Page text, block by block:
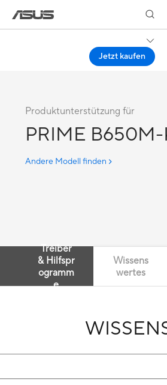
Jetzt kaufen
Produktunterstützung für
PRIME
Andere Modell finden
Treiber
& Hilfspr
ogramm
e
Wissens
wertes